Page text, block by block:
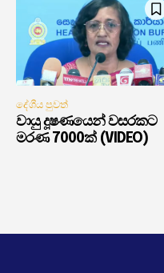
දේශීය පුවත්
වායු දූෂණයෙන් වසරකට
මරණ 7000ක් (VIDEO)